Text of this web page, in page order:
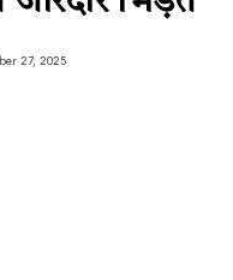
27, 2025